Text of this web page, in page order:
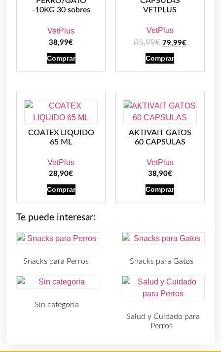
-10KG 30 sobres
VetPlus
38,99€
Comprar
VETPLUS
VetPlus
85,99€ 79,99€
Comprar
COATEX LIQUIDO
65 ML
VetPlus
28,90€
Comprar
AKTIVAIT GATOS
60 CAPSULAS
VetPlus
38,90€
Comprar
Te puede interesar:
Snacks para Perros Snacks para Gatos
Sin categoria
Salud y Cuidado para
Perros